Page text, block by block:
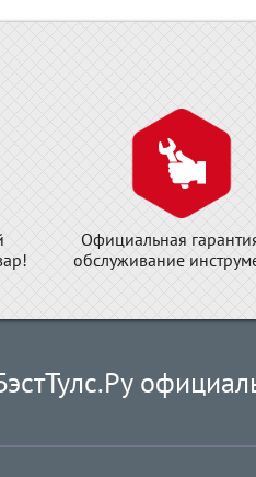
Официальная
обслуживание